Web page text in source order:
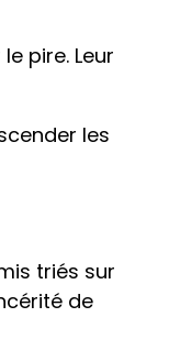
pire. Leur
les
triés sur
de